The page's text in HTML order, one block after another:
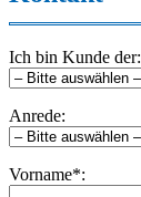
Ich bin Kunde der:
Anrede:
Vorname*: